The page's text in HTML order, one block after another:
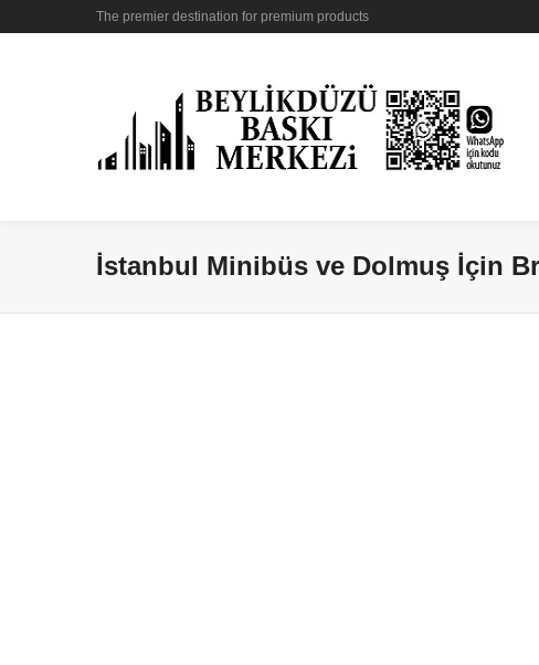
The premier destination for premium products
İstanbul Minibüs ve Dolmuş İçin